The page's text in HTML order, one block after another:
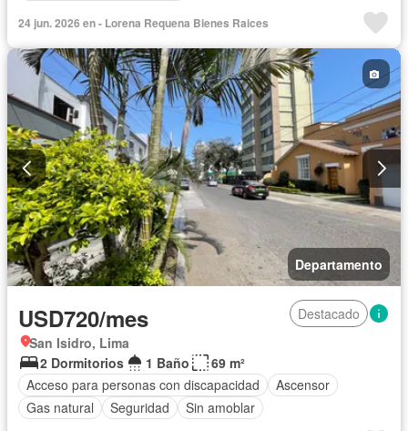
24 jun. 2026 en - Lorena Requena Bienes Raices
Departamento
USD720/mes
Destacado
San Isidro, Lima
2 Dormitorios
1 Baño
69 m²
Acceso para personas con discapacidad
Ascensor
Gas natural
Seguridad Sin amoblar